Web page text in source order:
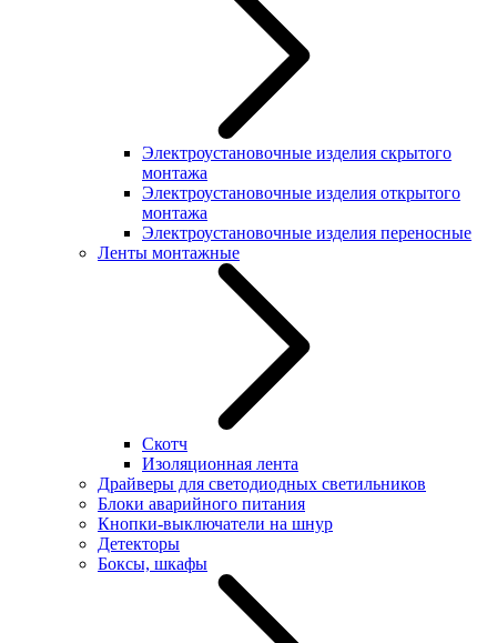
Электроустановочные изделия скрытого
монтажа
Электроустановочные изделия открытого
монтажа
Электроустановочные изделия переносные
Ленты монтажные
Скотч
Изоляционная лента
Драйверы для светодиодных светильников
Блоки аварийного питания
Кнопки-выключатели на шнур
Детекторы
Боксы, шкафы